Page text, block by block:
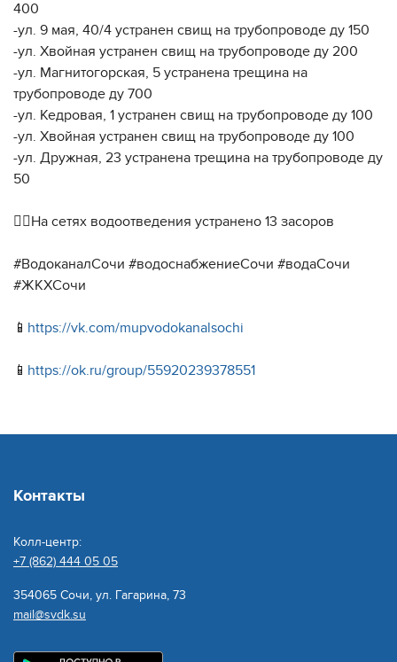
400
-ул. 9 мая, 40/4 устранен свищ на трубопроводе ду 150
-ул. Хвойная устранен свищ на трубопроводе ду 200
-ул. Магнитогорская, 5 устранена трещина на
трубопроводе ду 700
-ул. Кедровая, 1 устранен свищ на трубопроводе ду 100
-ул. Хвойная устранен свищ на трубопроводе ду 100
-ул. Дружная, 23 устранена трещина на трубопроводе ду
50
👷‍♂️На сетях водоотведения устранено 13 засоров
#ВодоканалСочи #водоснабжениеСочи #водаСочи
#ЖКХСочи
📱 https://vk.com/mupvodokanalsochi
📱 https://ok.ru/group/55920239378551
Контакты
Колл-центр:
+7 (862) 444 05 05
354065 Сочи, ул. Гагарина, 73
mail@svdk.su